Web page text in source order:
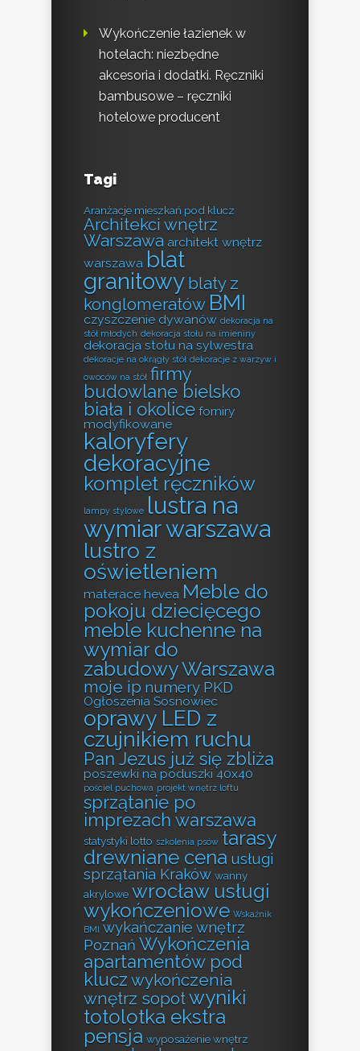
Wykończenie łazienek w
hotelach: niezbędne
akcesoria i dodatki. Ręczniki
bambusowe – ręczniki
hotelowe producent
Tagi
Aranżacje mieszkań pod klucz
Architekci wnętrz
Warszawa architekt wnętrz
warszawa blat
granitowy blaty z
konglomeratów BMI
czyszczenie dywanów dekoracja na
stół młodych dekoracja stołu na imieniny
dekoracja stołu na sylwestra
dekoracje na okrągły stół dekoracje z warzyw i
owoców na stół firmy
budowlane bielsko
biała i okolice forniry
modyfikowane
kaloryfery
dekoracyjne
komplet ręczników
lampy stylowe lustra na
wymiar warszawa
lustro z
oświetleniem
materace hevea Meble do
pokoju dziecięcego
meble kuchenne na
wymiar do
zabudowy Warszawa
moje ip numery PKD
Ogłoszenia Sosnowiec
oprawy LED z
czujnikiem ruchu
Pan Jezus już się zbliża
poszewki na poduszki 40x40
pościel puchowa projekt wnętrz loftu
sprzątanie po
imprezach warszawa
statystyki lotto szkolenia psów tarasy
drewniane cena usługi
sprzątania Kraków wanny
akrylowe wrocław usługi
wykończeniowe Wskaźnik
BMI wykańczanie wnętrz
Poznań Wykończenia
apartamentów pod
klucz wykończenia
wnętrz sopotwyniki
totolotka ekstra
pensja wyposażenie wnętrz